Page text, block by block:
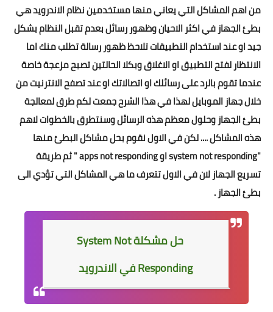
من اهم المشاكل التي يعاني منها مستخدمين نظام الاندرويد هي
بطئ الجهاز في اكثر الاحيان وظهور رسائل بعدم تقبل النظام بشكل
جيد او عند استخدام التطبيقات تلاحظ ظهور رسالة تطلب منك اما
الانتظار لفتح التطبيق او الاغلاق وبكلا الحالتين تصبح مزعجة خاصة
عندما تقوم بالرد على رسائلك او اتصالاتك او عند تصفح الانترنيت من
خلال جهاز الموبايل لهذا في هذا الشرح جمعت لكم طرق لمعالجة
بطئ الجهاز وحلول معظم هذه الرسائل وسنتطرق بالخطوات لاهم
هذه المشاكل .... لكن في الاول نقوم بحل مشاكل البطئ منها
"system not responding او apps not responding " ثم طريقة
تسريع الجهاز لان في الاول تتعرف ما هي المشاكل التي تؤدي الى
بطئ الجهاز .
حل مشكلة System Not
Responding في الاندرويد